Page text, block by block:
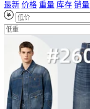
最新 价格 重量 库存 销量